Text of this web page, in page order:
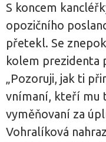
S koncem
opozičního
přetekl. Se
kolem prezidenta
„Pozoruji, jak ti
vnímaní, kteří mu
vyměňovaní za
Vohralíková